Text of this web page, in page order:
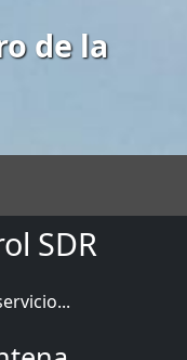
de la